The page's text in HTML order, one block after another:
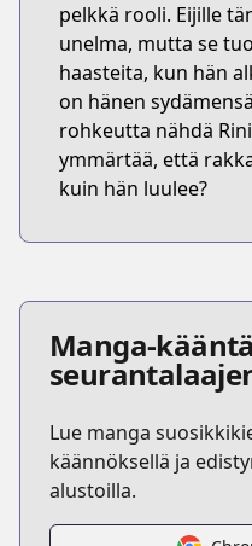
pelkkä rooli. Eijille
unelma, mutta se
haasteita, kun hän
on hänen
rohkeutta nähdä
ymmärtää, että
kuin hän luulee?
Manga-
Lue manga
käännöksellä ja
alustoilla.